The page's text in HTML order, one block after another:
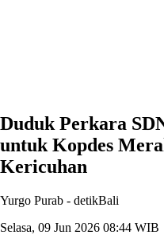
Duduk Perkara
untuk Kopdes
Kericuhan
Yurgo Purab - detikBali
Selasa, 09 Jun 2026 08:44 WIB